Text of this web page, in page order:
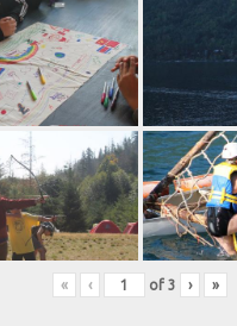
« ‹ of3 › »